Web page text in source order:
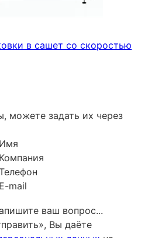
в сашет со скоростью
можете задать их через
Имя
Компания
E-mail
ваш вопрос...
Вы даёте